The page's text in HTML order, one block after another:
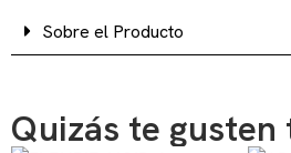
Sobre el Producto
Quizás te gusten